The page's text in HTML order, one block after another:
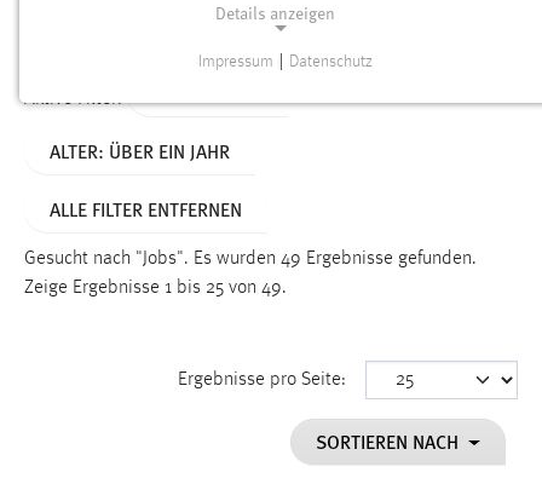
Aktive Filter:
ALTER: ÜBER EIN JAHR
ALLE FILTER ENTFERNEN
Gesucht nach "Jobs". Es wurden 49 Ergebnisse gefunden.
Zeige Ergebnisse 1 bis 25 von 49.
Ergebnisse pro Seite:
SORTIEREN NACH
Details anzeigen
Funktionen und sind für die einwandfreie Funktion der
Name:
Dieser Cookie speichert die ausgewählten Einverständnis-
Impressum Datenschutz